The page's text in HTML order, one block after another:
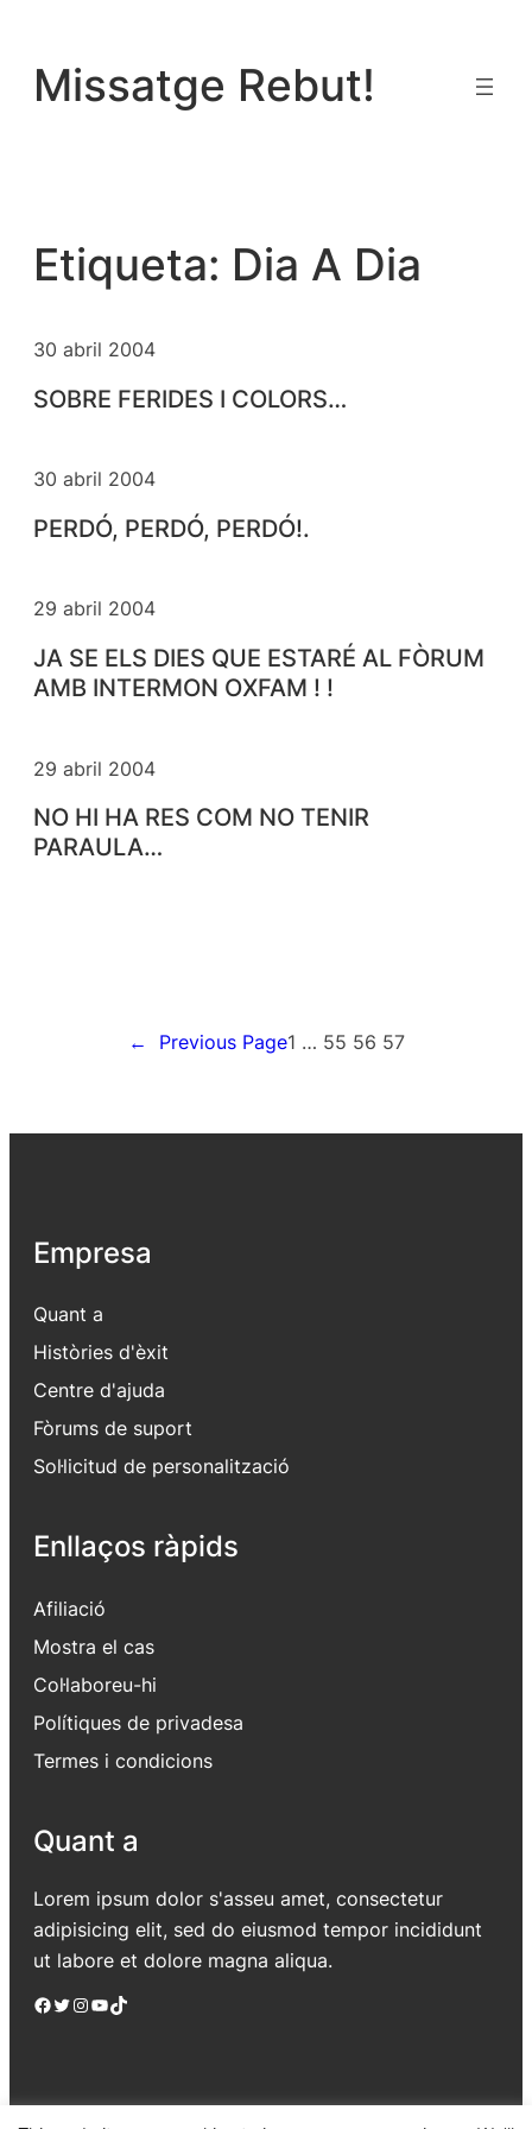
contingut
Missatge Rebut!
Etiqueta: Dia A Dia
30 abril 2004
SOBRE FERIDES I COLORS…
30 abril 2004
PERDÓ, PERDÓ, PERDÓ!.
29 abril 2004
JA SE ELS DIES QUE ESTARÉ AL FÒRUM
AMB INTERMON OXFAM ! !
29 abril 2004
NO HI HA RES COM NO TENIR
PARAULA…
← Previous Page1 … 55 56 57
Empresa
Quant a
Històries d'èxit
Centre d'ajuda
Fòrums de suport
Sol·licitud de personalització
Enllaços ràpids
Afiliació
Mostra el cas
Col·laboreu-hi
Polítiques de privadesa
Termes i condicions
Quant a
Lorem ipsum dolor s'asseu amet, consectetur
adipisicing elit, sed do eiusmod tempor incididunt
ut labore et dolore magna aliqua.
Facebook Twitter Instagram YouTube TikTok